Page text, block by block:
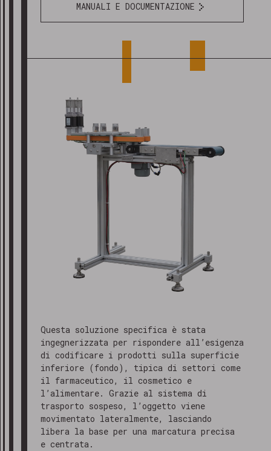
MANUALI E DOCUMENTAZIONE
Questa soluzione specifica è stata
ingegnerizzata per rispondere all’esigenza
di codificare i prodotti sulla superficie
inferiore (fondo), tipica di settori come
il farmaceutico, il cosmetico e
l’alimentare. Grazie al sistema di
trasporto sospeso, l’oggetto viene
movimentato lateralmente, lasciando
libera la base per una marcatura precisa
e centrata.